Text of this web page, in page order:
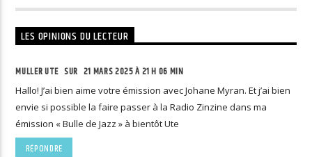
LES OPINIONS DU LECTEUR
MULLER UTESUR 21 MARS 2025 À 21 H 06 MIN
Hallo! J’ai bien aime votre émission avec Johane Myran. Et j’ai bien
envie si possible la faire passer à la Radio Zinzine dans ma
émission « Bulle de Jazz » à bientôt Ute
RÉPONDRE